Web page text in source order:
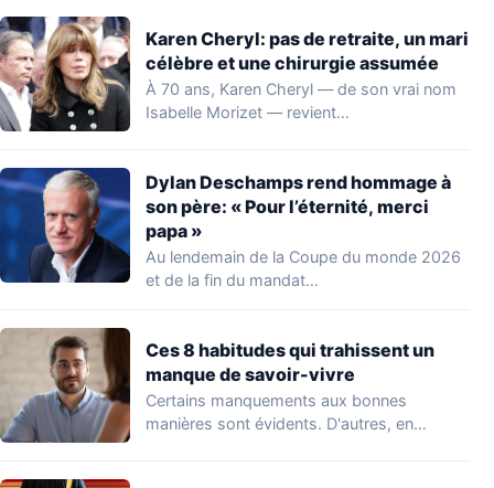
Karen Cheryl: pas de retraite, un mari
célèbre et une chirurgie assumée
À 70 ans, Karen Cheryl — de son vrai nom
Isabelle Morizet — revient…
Dylan Deschamps rend hommage à
son père: « Pour l’éternité, merci
papa »
Au lendemain de la Coupe du monde 2026
et de la fin du mandat…
Ces 8 habitudes qui trahissent un
manque de savoir-vivre
Certains manquements aux bonnes
manières sont évidents. D'autres, en